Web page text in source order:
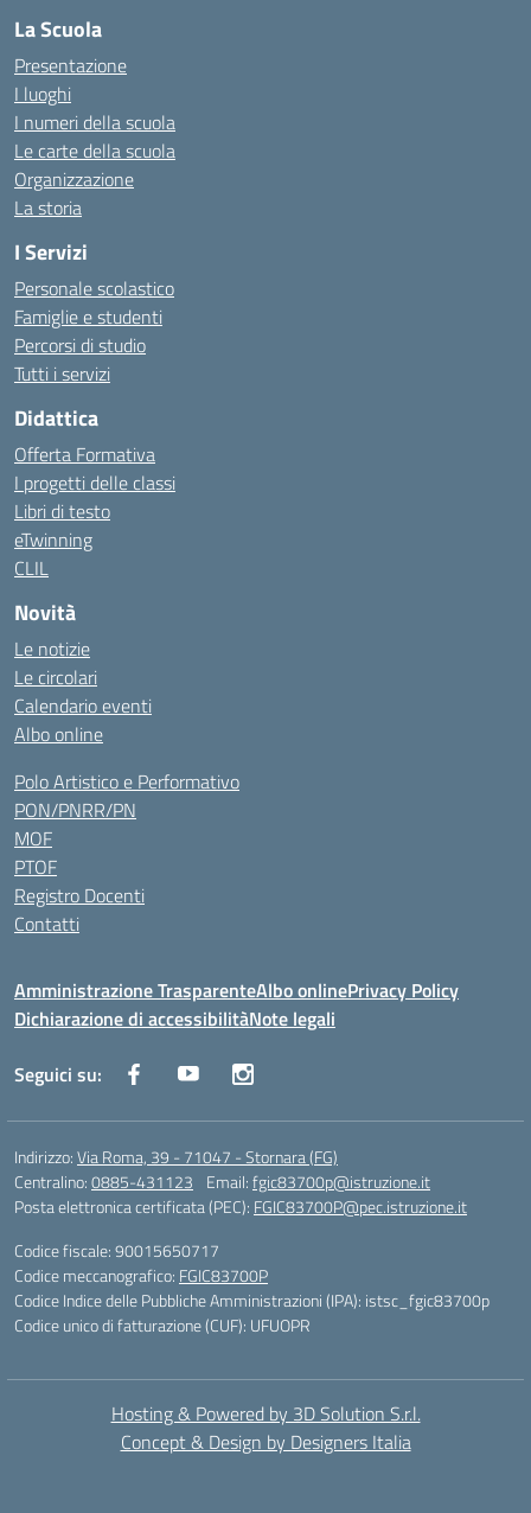
La Scuola
Presentazione
I luoghi
I numeri della scuola
Le carte della scuola
Organizzazione
La storia
I Servizi
Personale scolastico
Famiglie e studenti
Percorsi di studio
Tutti i servizi
Didattica
Offerta Formativa
I progetti delle classi
Libri di testo
eTwinning
CLIL
Novità
Le notizie
Le circolari
Calendario eventi
Albo online
Polo Artistico e Performativo
PON/PNRR/PN
MOF
PTOF
Registro Docenti
Contatti
Amministrazione TrasparenteAlbo onlinePrivacy Policy
Dichiarazione di accessibilitàNote legali
Seguici su:
Indirizzo:Via Roma, 39 - 71047 - Stornara (FG)
Centralino:0885-431123 Email:fgic83700p@istruzione.it
Posta elettronica certificata (PEC): FGIC83700P@pec.istruzione.it
Codice fiscale: 90015650717
Codice meccanografico: FGIC83700P
Codice Indice delle Pubbliche Amministrazioni (IPA): istsc_fgic83700p
Codice unico di fatturazione (CUF): UFUOPR
Hosting & Powered by 3D Solution S.r.l.
Concept & Design by Designers Italia